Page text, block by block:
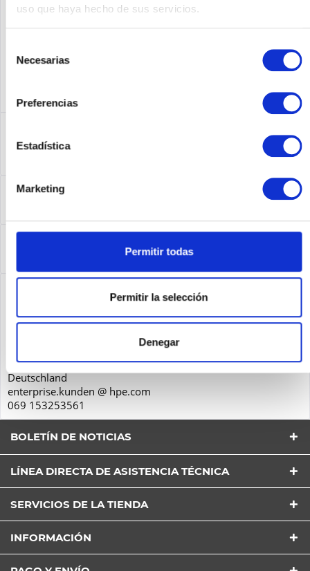
uso que haya hecho de sus servicios.
Necesarias
Preferencias
Estadística
Marketing
Permitir todas
Permitir la selección
Denegar
He leído laPolítica de Privacidadentender y estar
de acuerdo*
Los campos con * son obligatorios
C0H22A | Die HPE StoreEver MSL-Bandbibliotheken erfüllen
Leasing
Herrenberger Str. 140
Böblingen
Deutschland
enterprise.kunden @ hpe.com
069 153253561
BOLETÍN DE NOTICIAS
LÍNEA DIRECTA DE ASISTENCIA TÉCNICA
SERVICIOS DE LA TIENDA
INFORMACIÓN